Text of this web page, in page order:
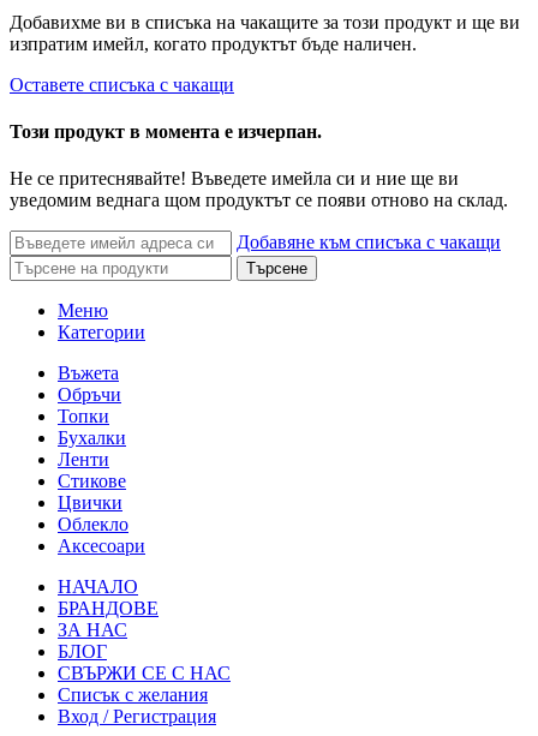
Добавихме ви в списъка на чакащите за този продукт и ще ви
изпратим имейл, когато продуктът бъде наличен.
Оставете списъка с чакащи
Този продукт в момента е изчерпан.
Не се притеснявайте! Въведете имейла си и ние ще ви
уведомим веднага щом продуктът се появи отново на склад.
Добавяне към списъка с чакащи
Търсене
Меню
Категории
Въжета
Обръчи
Топки
Бухалки
Ленти
Стикове
Цвички
Облекло
Аксесоари
НАЧАЛО
БРАНДОВЕ
ЗА НАС
БЛОГ
СВЪРЖИ СЕ С НАС
Списък с желания
Вход / Регистрация